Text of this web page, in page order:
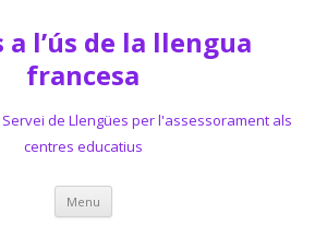
l’ús de la llengua
francesa
de Llengües per l'assessorament als
centres educatius
Menu Skip
content